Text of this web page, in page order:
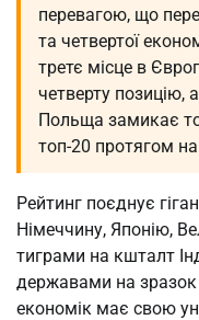
перевагою, що
та четвертої
третє місце в
четверту позицію,
Польща замикає
топ-20 протягом
Рейтинг поєднує
Німеччину, Японію,
тиграми на кшталт
державами на зразок
економік має свою